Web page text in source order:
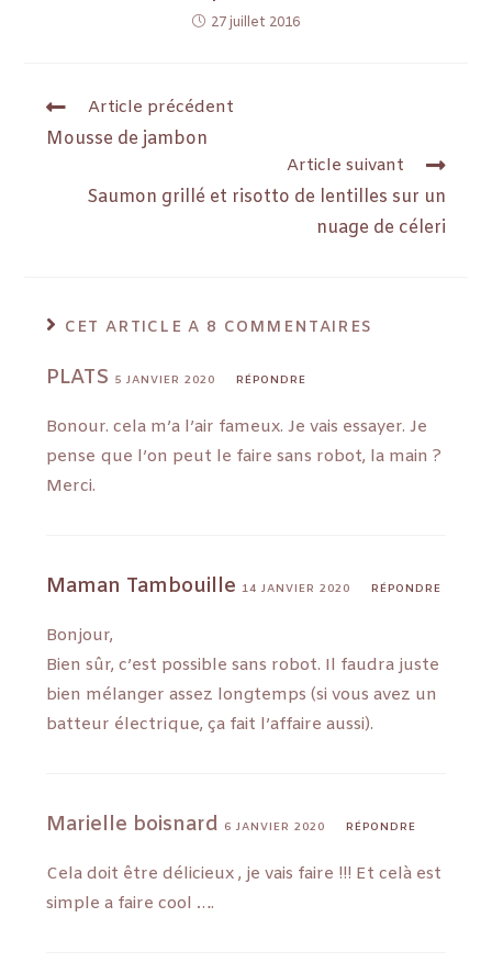
27 juillet 2016
Article précédent
Mousse de jambon
Article suivant
Saumon grillé et risotto de lentilles sur un
nuage de céleri
CET ARTICLE A 8 COMMENTAIRES
PLATS 5 JANVIER 2020 RÉPONDRE
Bonour. cela m’a l’air fameux. Je vais essayer. Je
pense que l’on peut le faire sans robot, la main ?
Merci.
Maman Tambouille 14 JANVIER 2020 RÉPONDRE
Bonjour,
Bien sûr, c’est possible sans robot. Il faudra juste
bien mélanger assez longtemps (si vous avez un
batteur électrique, ça fait l’affaire aussi).
Marielle boisnard 6 JANVIER 2020 RÉPONDRE
Cela doit être délicieux , je vais faire !!! Et celà est
simple a faire cool ….